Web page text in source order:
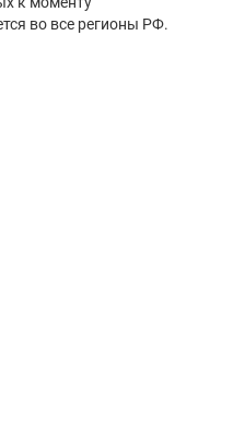
во все регионы РФ.